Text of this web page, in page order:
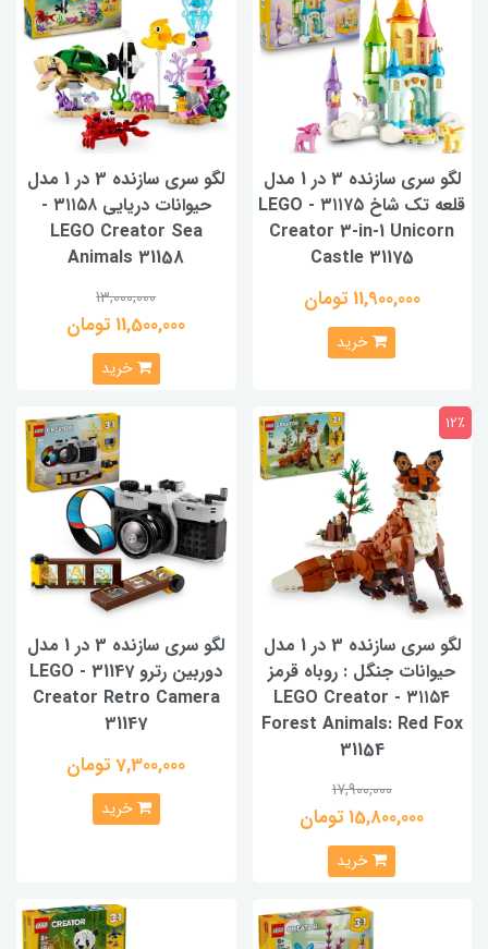
لگو سری سازنده 3 در 1 مدل
قلعه تک شاخ ۳۱۱۷۵ - LEGO
Creator 3-in-1 Unicorn
Castle 31175
11,900,000 تومان
خرید
لگو سری سازنده 3 در 1 مدل
حیوانات دریایی ۳۱۱۵۸ -
LEGO Creator Sea
Animals 31158
13,000,000
11,500,000 تومان
خرید
لگو سری سازنده 3 در 1 مدل
حیوانات جنگل : روباه قرمز
۳۱۱۵۴ - LEGO Creator
Forest Animals: Red Fox
31154
17,900,000
15,800,000 تومان
12٪
خرید
لگو سری سازنده 3 در 1 مدل
دوربین رترو 31147 - LEGO
Creator Retro Camera
31147
7,300,000 تومان
خرید